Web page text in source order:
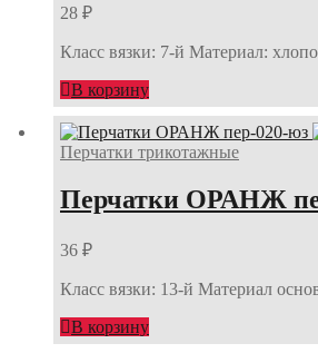
28 ₽
Класс вязки: 7-й Материал:
В корзину
Перчатки трикотажные
Перчатки ОРАНЖ
36 ₽
Класс вязки: 13-й Материал
В корзину